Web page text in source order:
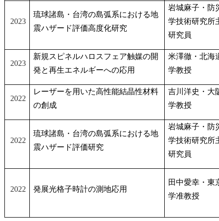
2023
琉球諸島・台湾の島弧系における地
震ハザード評価高度化研究
岩城麻子・防
学技術研究所
研究員
2023
新規スピネルハロスフェア触媒の開
発と再生エネルギーへの応用
米澤徹・北海
学教授
2022
レーザーを用いた高性能結晶性材料
の創成
吉川洋史・大
学教授
2022
琉球諸島・台湾の島弧系における地
震ハザード評価研究
岩城麻子・防
学技術研究所
研究員
2022 発展光格子時計の測地応用
田中愛幸・東
学准教授